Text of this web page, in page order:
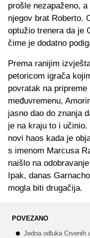
prošle nezapaženo,
njegov brat Roberto.
optužio trenera da je
čime je dodatno
Prema ranijim
petoricom igrača
povratak na
međuvremenu,
jasno dao do znanja
je na kraju to i
novi haos kada je
s imenom Marcusa
naišlo na
Ipak, danas
mogla biti drugačija.
POVEZANO
Jedna odluka Crvenih